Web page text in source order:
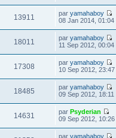
13911 paryamahaboy
08 Jan 2014, 01:04
18011 paryamahaboy
11 Sep 2012, 00:04
17308 paryamahaboy
10 Sep 2012, 23:47
18485 paryamahaboy
09 Sep 2012, 18:11
14631 parPsyderian
09 Sep 2012, 10:26
paryamahaboy